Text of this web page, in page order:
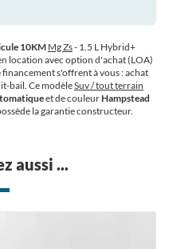
10KM Mg Zs- 1.5 L Hybrid+
location avec option d'achat (LOA)
s'offrent à vous : achat
bail. Ce modèleSuv / tout terrain
et de couleurHampstead
la garantie constructeur.
aussi ...